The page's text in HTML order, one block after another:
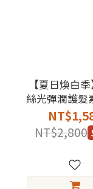
【夏日煥白
絲光彈潤護髮
2入組
NT$2,800